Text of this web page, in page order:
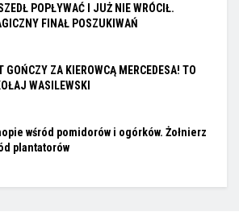
POPŁYWAĆ I JUŻ NIE WRÓCIŁ.
FINAŁ POSZUKIWAŃ
GOŃCZY ZA KIEROWCĄ MERCEDESA! TO
WASILEWSKI
wśród pomidorów i ogórków. Żołnierz
plantatorów